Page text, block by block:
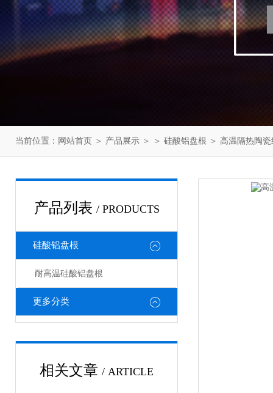
当前位置： 网站首页 ＞ 产品展示 ＞ ＞ 硅酸铝盘根 ＞ 高温隔热陶
产品列表 / PRODUCTS
硅酸铝盘根
耐高温硅酸铝盘根
更多分类
相关文章 / ARTICLE